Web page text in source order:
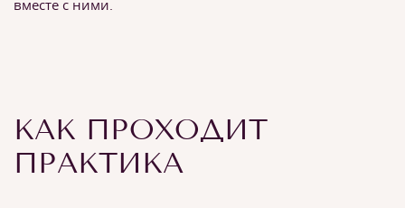
вместе с ними.
КАК ПРОХОДИТ
ПРАКТИКА